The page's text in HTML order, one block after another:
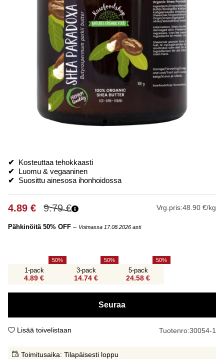
✔ Kosteuttaa tehokkaasti
✔ Luomu & vegaaninen
✔ Suosittu ainesosa ihonhoidossa
9.79€
4.89 € Vrg.pris:48.90 €/kg
Pähkinöitä 50% OFF – Voimassa 17.08.2026 asti
1-pack
4.89 €
50
3-pack
14.74 €
50
5-pack
24.58 €
50
Seuraa
Lisää toivelistaan Tuotenro:30054-1
Toimitusaika: Tilapäisesti loppu